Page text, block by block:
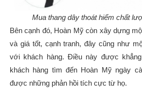
Mua thang dây thoát hiểm chất
Bên cạnh đó, Hoàn Mỹ còn xây dựng
và giá tốt, cạnh tranh, đây cũng như
với khách hàng. Điều này được
khách hàng tìm đến Hoàn Mỹ ngày
được những phản hồi tích cực từ họ.